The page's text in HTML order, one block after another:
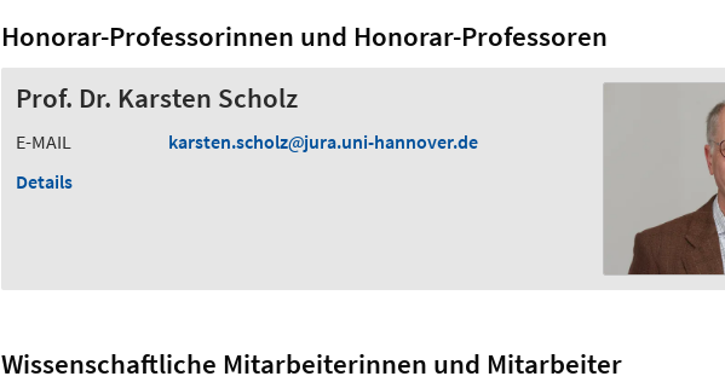
Honorar-Professorinnen und Honorar-Professoren
Prof. Dr. Karsten Scholz
E-MAIL karsten.scholz
jura.uni-hannover.de
Details
Wissenschaftliche Mitarbeiterinnen und Mitarbeiter